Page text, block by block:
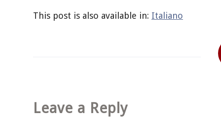
This post is also available in: Italiano
Leave a Reply